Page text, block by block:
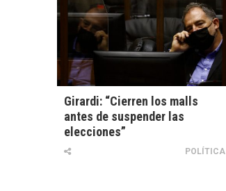
Girardi: “Cierren los malls
antes de suspender las
elecciones”
POLÍTICA